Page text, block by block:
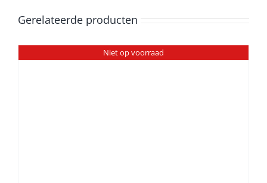
Gerelateerde producten
Niet op voorraad